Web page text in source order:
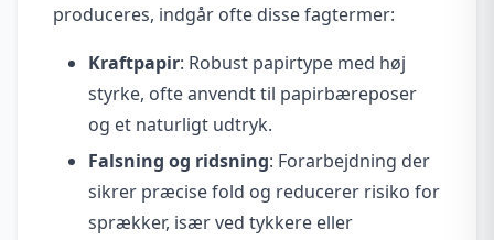
produceres, indgår ofte disse fagtermer:
Kraftpapir: Robust papirtype med høj
styrke, ofte anvendt til papirbæreposer
og et naturligt udtryk.
Falsning og ridsning: Forarbejdning der
sikrer præcise fold og reducerer risiko for
sprækker, især ved tykkere eller